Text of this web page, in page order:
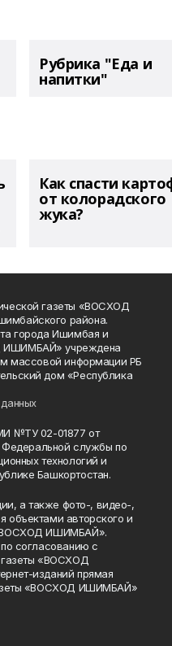
Рубрика "Еда и
напитки"
Как спасти
от колорадского
жука?
газеты «ВОСХОД
района.
города Ишимбая и
ИШИМБАЙ» учреждена
массовой информации РБ
дом «Республика
№ТУ 02-01877 от
Федеральной службы по
технологий и
Башкортостан.
а также фото-, видео-,
объектами авторского и
«ВОСХОД ИШИМБАЙ».
согласованию с
газеты «ВОСХОД
изданий прямая
«ВОСХОД ИШИМБАЙ»